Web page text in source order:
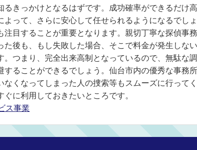
るきっかけとなるはずです。成功確率ができるだけ
よって、さらに安心して任せられるようになるでし
注目することが重要となります。親切丁寧な探偵事
た後も、もし失敗した場合、そこで料金が発生しな
。つまり、完全出来高制となっているので、無駄な
することができるでしょう。仙台市内の優秀な事務所
なくなってしまった人の捜索等もスムーズに行ってく
ぐに利用しておきたいところです。
ス事業